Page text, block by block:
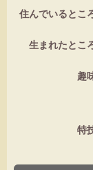
住んでいるとこ
生まれたとこ
趣
特